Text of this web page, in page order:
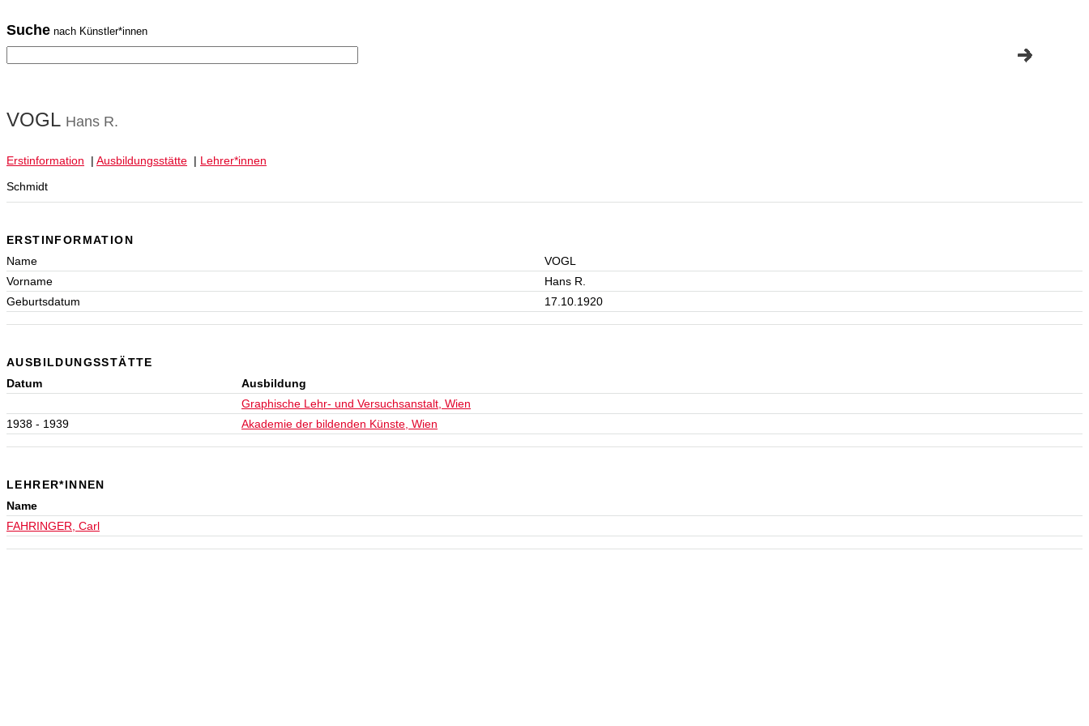
Suche nach Künstler*innen
VOGL Hans R.
Erstinformation | Ausbildungsstätte | Lehrer*innen
Schmidt
ERSTINFORMATION
Name
VOGL
Vorname
Hans R.
Geburtsdatum
17.10.1920
AUSBILDUNGSSTÄTTE
Datum
Ausbildung
Graphische Lehr- und Versuchsanstalt, Wien
1938 - 1939
Akademie der bildenden Künste, Wien
LEHRER*INNEN
Name
FAHRINGER, Carl